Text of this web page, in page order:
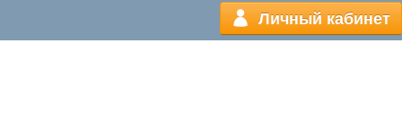
Личный кабинет